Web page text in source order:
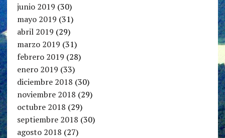
junio 2019 (30)
mayo 2019 (31)
abril 2019 (29)
marzo 2019 (31)
febrero 2019 (28)
enero 2019 (33)
diciembre 2018 (30)
noviembre 2018 (29)
octubre 2018 (29)
septiembre 2018 (30)
agosto 2018 (27)